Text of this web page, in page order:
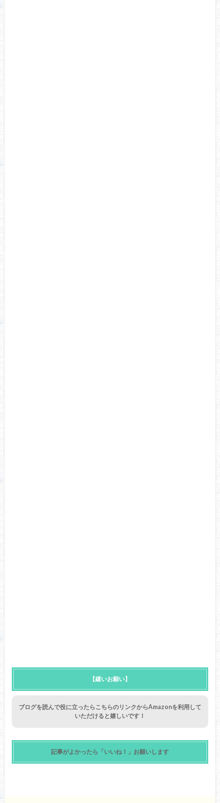
【緩いお願い】
ブログを読んで役に立ったらこちらのリンクからAmazonを利用して
いただけると嬉しいです！
記事がよかったら「いいね！」お願いします